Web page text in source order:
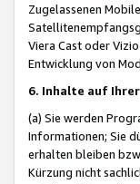
Zugelassenen
Viera Cast oder
Entwicklung von
6. Inhalte auf
(a) Sie werden
Informationen; Sie
erhalten bleiben
Kürzung nicht